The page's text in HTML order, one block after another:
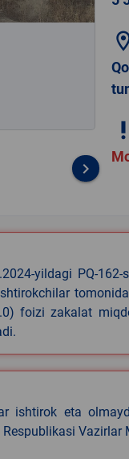
keyboard_arrow_right
priority_high
yildagi PQ-
foizi zakalat
ishtirok eta